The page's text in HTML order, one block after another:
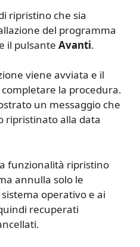
ripristino che sia
del programma
il pulsante Avanti.
viene avviata e il
la procedura.
un messaggio che
ripristinato alla data
funzionalità ripristino
annulla solo le
operativo e ai
recuperati